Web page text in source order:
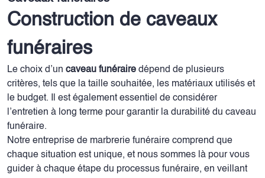
Construction de caveaux
funéraires
Le choix d’un caveau funéraire dépend de plusieurs
critères, tels que la taille souhaitée, les matériaux utilisés et
le budget. Il est également essentiel de considérer
l’entretien à long terme pour garantir la durabilité du caveau
funéraire.
Notre entreprise de marbrerie funéraire comprend que
chaque situation est unique, et nous sommes là pour vous
guider à chaque étape du processus funéraire, en veillant